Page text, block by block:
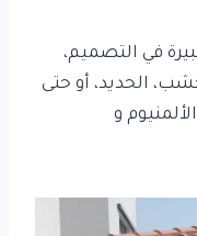
في التصميم،
الحديد، أو حتى
و